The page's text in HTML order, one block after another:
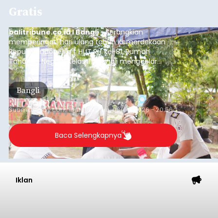
Sempat Cekcok dengan Istri,
Pria Asal Pemogan Ditemukan
Tak Bernyawa di Pantai
Purnama
balitribune.co.id I Gianyar -Seorang pria asal
Lingkungan Dalem, Pemogan, Denpasar Selatan,
Kota Denpasar, yang diketahui bernama I Kadek
Dedi Wiranata (35), ditemukan tidak bernyawa di
pesisir Pantai Purnama, Sukawati.
Sebelum ditemukan meninggal dunia, korban
sempat memberitahukan lokasi terakhirnya
melalui pesan singkat WhatsApp dan juga
mengirimkan foto dua botol pembersih lantai ke
istrinya.
Gianyar